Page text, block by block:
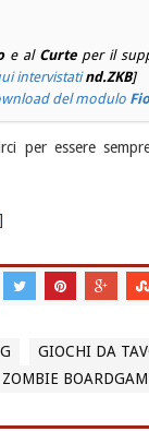
e al Curteper il
intervistati nd.ZKB]
del modulo
per essere
]
GIOCHI DA
ZOMBIE